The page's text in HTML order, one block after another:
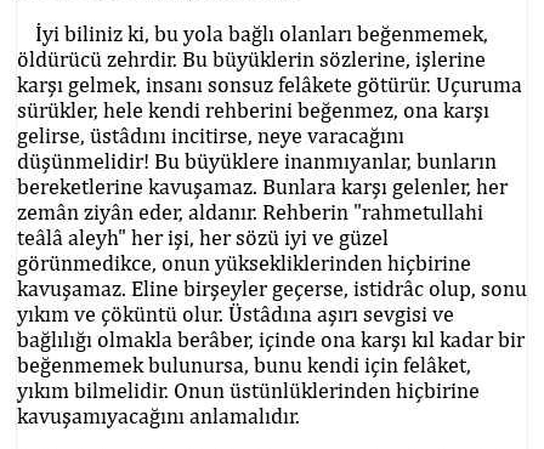
İyi biliniz ki, bu yola bağlı olanları beğenmemek,
öldürücü zehrdir. Bu büyüklerin sözlerine, işlerine
karşı gelmek, insanı sonsuz felâkete götürür. Uçuruma
sürükler, hele kendi rehberini beğenmez, ona karşı
gelirse, üstâdını incitirse, neye varacağını
düşünmelidir! Bu büyüklere inanmıyanlar, bunların
bereketlerine kavuşamaz. Bunlara karşı gelenler, her
zemân ziyân eder, aldanır. Rehberin "rahmetullahi
teâlâ aleyh" her işi, her sözü iyi ve güzel
görünmedikce, onun yüksekliklerinden hiçbirine
kavuşamaz. Eline birşeyler geçerse, istidrâc olup, sonu
yıkım ve çöküntü olur. Üstâdına aşırı sevgisi ve
bağlılığı olmakla berâber, içinde ona karşı kıl kadar bir
beğenmemek bulunursa, bunu kendi için felâket,
yıkım bilmelidir. Onun üstünlüklerinden hiçbirine
kavuşamıyacağını anlamalıdır.